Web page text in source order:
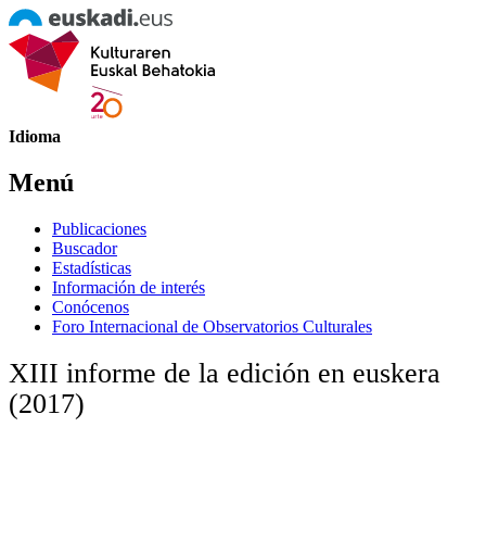
Idioma
Menú
Publicaciones
Buscador
Estadísticas
Información de interés
Conócenos
Foro Internacional de Observatorios Culturales
XIII informe de la edición en euskera
(2017)